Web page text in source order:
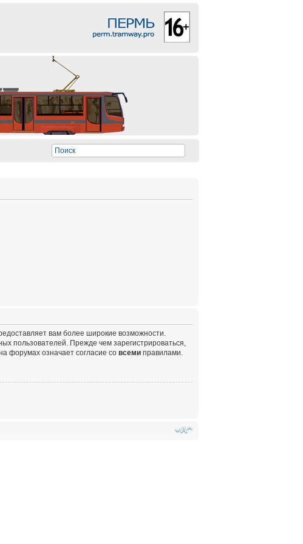
вам более широкие возможности.
пользователей. Прежде чем зарегистрироваться,
форумах означает согласие со всеми правилами.